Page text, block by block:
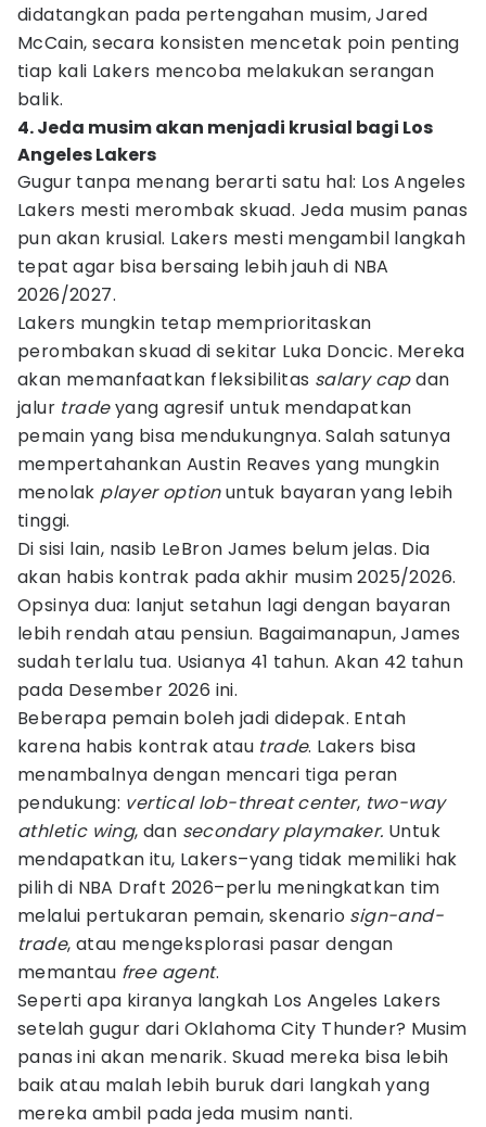
didatangkan pada pertengahan musim, Jared
McCain, secara konsisten mencetak poin penting
tiap kali Lakers mencoba melakukan serangan
balik.
4. Jeda musim akan menjadi krusial bagi Los
Angeles Lakers
Gugur tanpa menang berarti satu hal: Los Angeles
Lakers mesti merombak skuad. Jeda musim panas
pun akan krusial. Lakers mesti mengambil langkah
tepat agar bisa bersaing lebih jauh di NBA
2026/2027.
Lakers mungkin tetap memprioritaskan
perombakan skuad di sekitar Luka Doncic. Mereka
akan memanfaatkan fleksibilitas salary capdan
jalur tradeyang agresif untuk mendapatkan
pemain yang bisa mendukungnya. Salah satunya
mempertahankan Austin Reaves yang mungkin
menolak player optionuntuk bayaran yang lebih
tinggi.
Di sisi lain, nasib LeBron James belum jelas. Dia
akan habis kontrak pada akhir musim 2025/2026.
Opsinya dua: lanjut setahun lagi dengan bayaran
lebih rendah atau pensiun. Bagaimanapun, James
sudah terlalu tua. Usianya 41 tahun. Akan 42 tahun
pada Desember 2026 ini.
Beberapa pemain boleh jadi didepak. Entah
karena habis kontrak atau trade. Lakers bisa
menambalnya dengan mencari tiga peran
pendukung: vertical lob-threat center, two-way
athletic wing, dan secondary playmaker. Untuk
mendapatkan itu, Lakers–yang tidak memiliki hak
pilih di NBA Draft 2026–perlu meningkatkan tim
melalui pertukaran pemain, skenario sign-and-
trade, atau mengeksplorasi pasar dengan
memantau free agent.
Seperti apa kiranya langkah Los Angeles Lakers
setelah gugur dari Oklahoma City Thunder? Musim
panas ini akan menarik. Skuad mereka bisa lebih
baik atau malah lebih buruk dari langkah yang
mereka ambil pada jeda musim nanti.